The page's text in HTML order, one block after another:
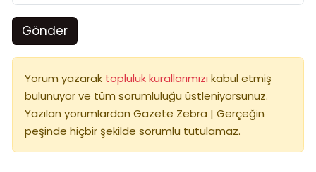
Gönder
Yorum yazarak topluluk kurallarımızı kabul etmiş
bulunuyor ve tüm sorumluluğu üstleniyorsunuz.
Yazılan yorumlardan Gazete Zebra | Gerçeğin
peşinde hiçbir şekilde sorumlu tutulamaz.